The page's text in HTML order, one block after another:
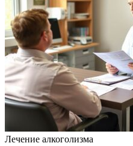
Лечение алкоголизма